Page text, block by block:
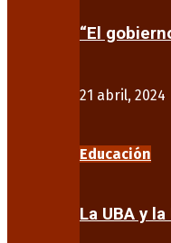
“El
21 abril, 2024
Educación
La UBA y